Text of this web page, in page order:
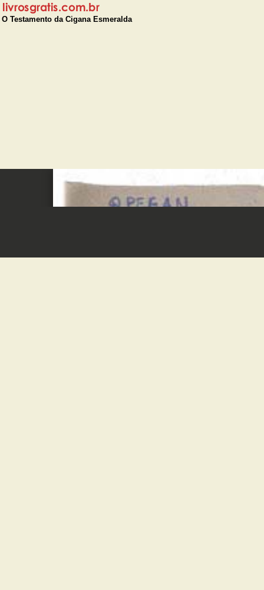
O Testamento da Cigana Esmeralda